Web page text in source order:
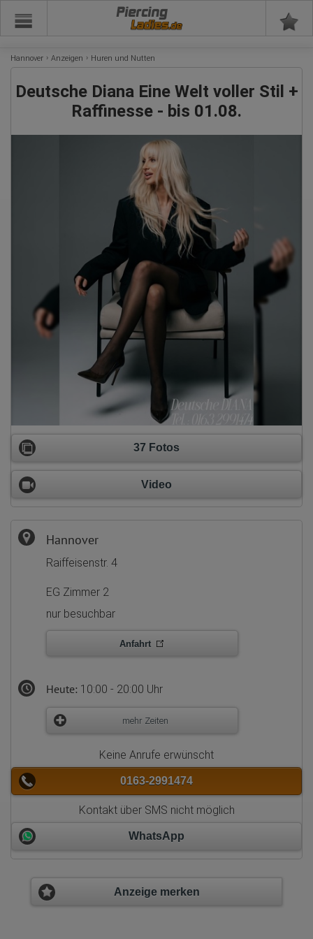
Piercing
Hannover Anzeigen Huren und Nutten
Deutsche Diana Eine Welt voller Stil +
Raffinesse - bis 01.08.
37 Fotos
Video
Hannover
Raiffeisenstr. 4
EG Zimmer 2
nur besuchbar
Anfahrt
Heute: 10:00 - 20:00 Uhr
mehr Zeiten
Keine Anrufe erwünscht
0163-2991474
Kontakt über SMS nicht möglich
WhatsApp
Anzeige merken